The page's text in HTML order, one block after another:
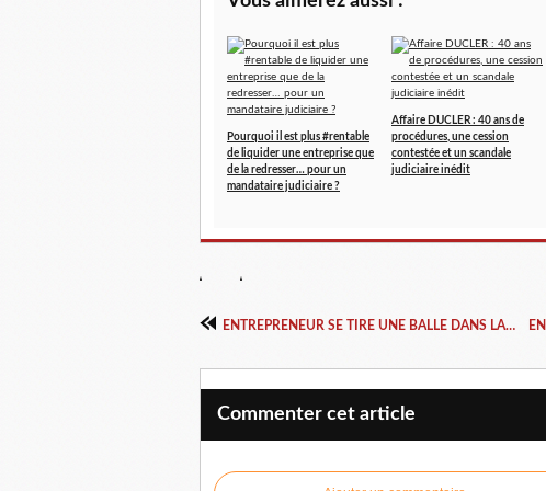
Pourquoi il est plus #rentable
de liquider une entreprise que
de la redresser… pour un
mandataire judiciaire ?
Affaire DUCLER : 40 ans de
procédures, une cession
contestée et un scandale
judiciaire inédit
ENTREPRENEUR SE TIRE UNE BALLE DANS LA TETE : RELECTURE D'UN "FAIT DIVERS"
Commenter cet article